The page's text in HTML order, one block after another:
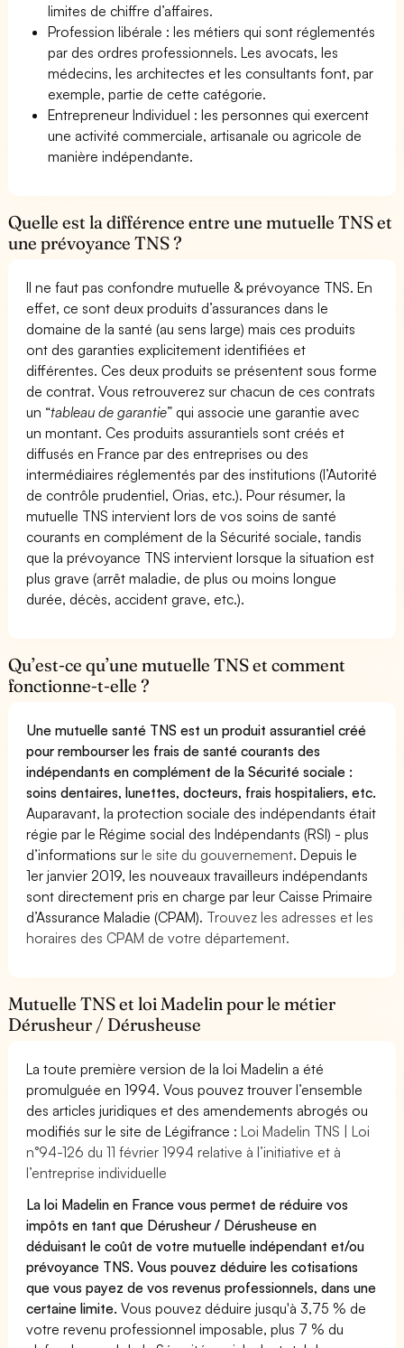
limites de chiffre d’affaires.
Profession libérale : les métiers qui sont réglementés
par des ordres professionnels. Les avocats, les
médecins, les architectes et les consultants font, par
exemple, partie de cette catégorie.
Entrepreneur Individuel : les personnes qui exercent
une activité commerciale, artisanale ou agricole de
manière indépendante.
Quelle est la différence entre une mutuelle TNS et
une prévoyance TNS ?
Il ne faut pas confondre mutuelle & prévoyance TNS. En
effet, ce sont deux produits d’assurances dans le
domaine de la santé (au sens large) mais ces produits
ont des garanties explicitement identifiées et
différentes. Ces deux produits se présentent sous forme
de contrat. Vous retrouverez sur chacun de ces contrats
un “tableau de garantie” qui associe une garantie avec
un montant. Ces produits assurantiels sont créés et
diffusés en France par des entreprises ou des
intermédiaires réglementés par des institutions (l’Autorité
de contrôle prudentiel, Orias, etc.). Pour résumer, la
mutuelle TNS intervient lors de vos soins de santé
courants en complément de la Sécurité sociale, tandis
que la prévoyance TNS intervient lorsque la situation est
plus grave (arrêt maladie, de plus ou moins longue
durée, décès, accident grave, etc.).
Qu’est-ce qu’une mutuelle TNS et comment
fonctionne-t-elle ?
Une mutuelle santé TNS est un produit assurantiel créé
pour rembourser les frais de santé courants des
indépendants en complément de la Sécurité sociale :
soins dentaires, lunettes, docteurs, frais hospitaliers, etc.
Auparavant, la protection sociale des indépendants était
régie par le Régime social des Indépendants (RSI) - plus
d’informations surle site du gouvernement. Depuis le
1er janvier 2019, les nouveaux travailleurs indépendants
sont directement pris en charge par leur Caisse Primaire
d’Assurance Maladie (CPAM). Trouvez les adresses et les
horaires des CPAM de votre département.
Mutuelle TNS et loi Madelin pour le métier
Dérusheur / Dérusheuse
La toute première version de la loi Madelin a été
promulguée en 1994. Vous pouvez trouver l’ensemble
des articles juridiques et des amendements abrogés ou
modifiés sur le site de Légifrance :Loi Madelin TNS | Loi
n°94-126 du 11 février 1994 relative à l’initiative et à
l’entreprise individuelle
La loi Madelin en France vous permet de réduire vos
impôts en tant que Dérusheur / Dérusheuse en
déduisant le coût de votre mutuelle indépendant et/ou
prévoyance TNS. Vous pouvez déduire les cotisations
que vous payez de vos revenus professionnels, dans une
certaine limite.Vous pouvez déduire jusqu'à 3,75 % de
votre revenu professionnel imposable, plus 7 % du